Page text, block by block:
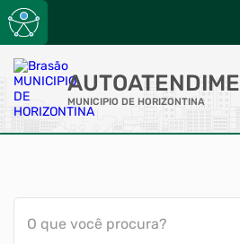
MUNICIPIO DE HORIZONTINA
Cidadão
O que você procura?